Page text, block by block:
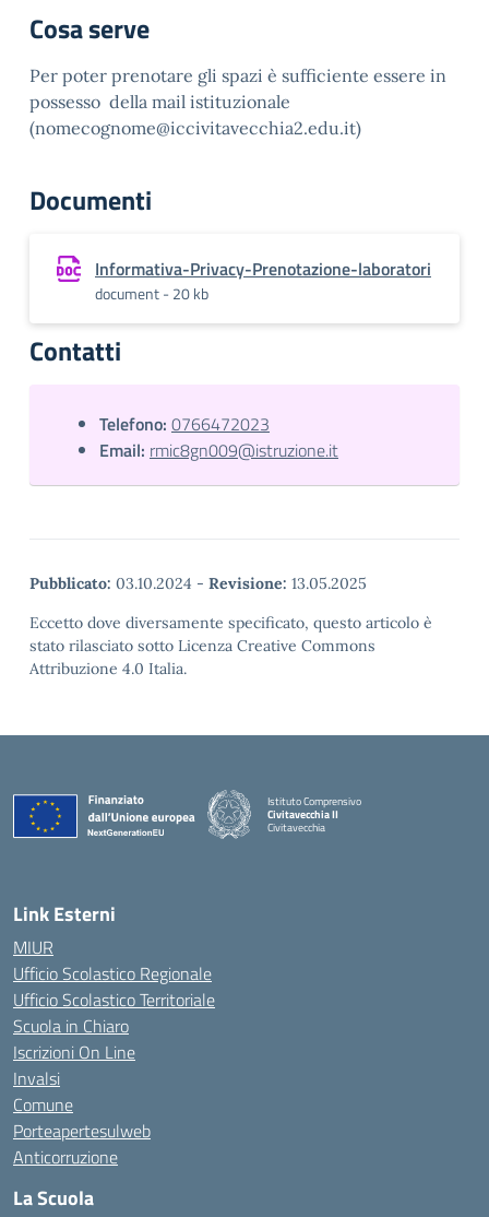
Cosa serve
Per poter prenotare gli spazi è sufficiente essere in
possesso della mail istituzionale
(nomecognome@iccivitavecchia2.edu.it)
Documenti
Informativa-Privacy-Prenotazione-laboratori
document - 20 kb
Contatti
Telefono: 0766472023
Email: rmic8gn009@istruzione.it
Pubblicato: 03.10.2024 - Revisione: 13.05.2025
Eccetto dove diversamente specificato, questo articolo è
stato rilasciato sotto Licenza Creative Commons
Attribuzione 4.0 Italia.
Istituto Comprensivo
Civitavecchia II
Civitavecchia
Link Esterni
MIUR
Ufficio Scolastico Regionale
Ufficio Scolastico Territoriale
Scuola in Chiaro
Iscrizioni On Line
Invalsi
Comune
Porteapertesulweb
Anticorruzione
La Scuola